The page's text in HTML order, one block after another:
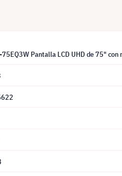
75EQ3W Pantalla LCD UHD de 75"